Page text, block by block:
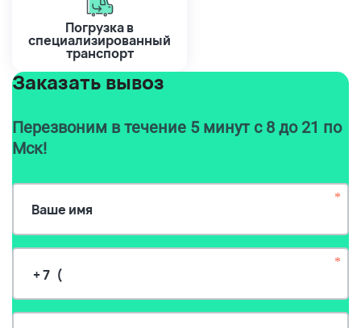
Погрузка в
специализированный
транспорт
Заказать вывоз
Перезвоним в течение 5 минут с 8 до 21 по
Мск!
Ваше имя
*
*